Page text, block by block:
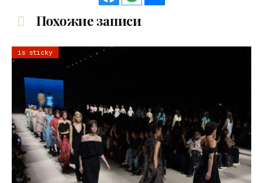
Похожие записи
is sticky